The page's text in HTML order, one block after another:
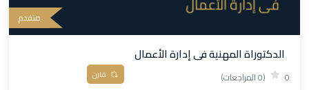
متقدم
الدكتوراة المهنية فى إدارة الأعمال
0 (0 المراجعات) قارن